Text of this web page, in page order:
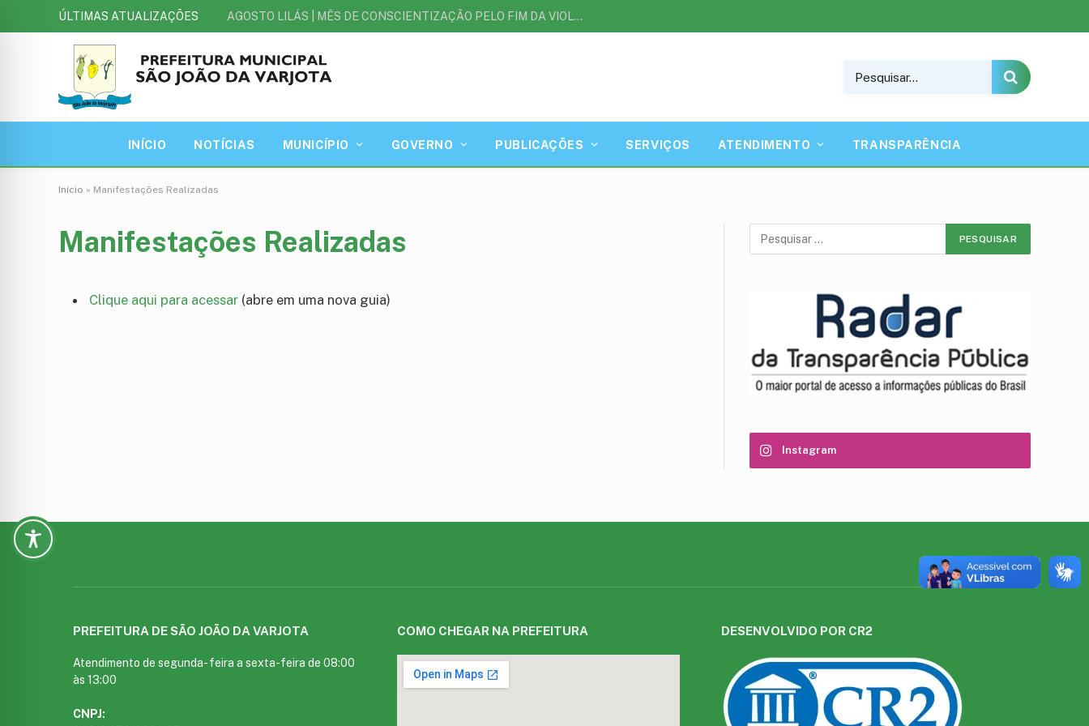
ÚLTIMAS ATUALIZAÇÕES AGOSTO LILÁS | MÊS DE CONSCIENTIZAÇÃO PELO FIM DA VIOLÊNCIA CONTRA A MULHER
INÍCIO NOTÍCIAS MUNICÍPIO GOVERNO PUBLICAÇÕES SERVIÇOS ATENDIMENTO TRANSPARÊNCIA
Início » Manifestações Realizadas
Manifestações Realizadas
Clique aqui para acessar (abre em uma nova guia)
Instagram
PREFEITURA DE SÃO JOÃO DA VARJOTA
Atendimento de segunda- feira a sexta-feira de 08:00
às 13:00
CNPJ:
COMO CHEGAR NA PREFEITURA DESENVOLVIDO POR CR2